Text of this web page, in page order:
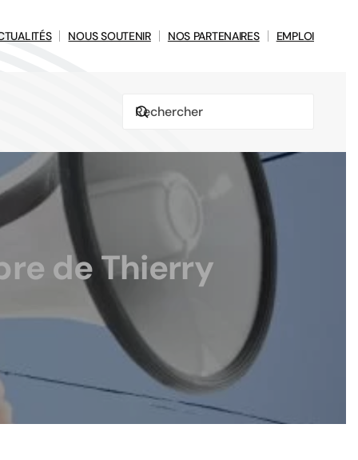
NOUS SOUTENIR NOS PARTENAIRES EMPLOI
de Thierry